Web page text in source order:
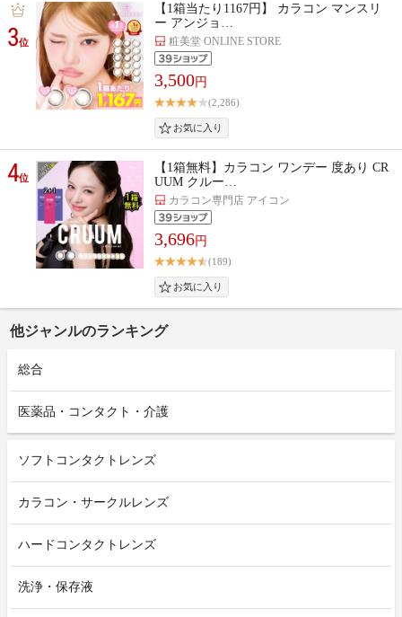
3位
【1箱当たり1167円】 カラコン マンスリ
ー アンジョ…
粧美堂 ONLINE STORE
3,500円
(2,286)
4位
【1箱無料】カラコン ワンデー 度あり CR
UUM クルー…
カラコン専門店 アイコン
3,696円
(189)
他ジャンルのランキング
総合
医薬品・コンタクト・介護
ソフトコンタクトレンズ
カラコン・サークルレンズ
ハードコンタクトレンズ
洗浄・保存液